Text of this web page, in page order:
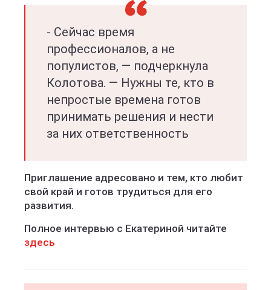
- Сейчас время
профессионалов, а не
популистов, — подчеркнула
Колотова. — Нужны те, кто в
непростые времена готов
принимать решения и нести
за них ответственность
Приглашение адресовано и тем, кто любит
свой край и готов трудиться для его
развития.
Полное интервью с Екатериной читайте
здесь